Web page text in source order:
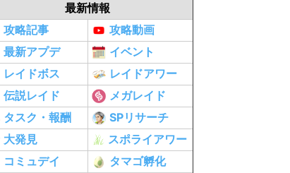
最新情報
攻略記事
攻略動画
最新アプデ
イベント
レイドボス
レイドアワー
伝説レイド
メガレイド
タスク・報酬
SPリサーチ
大発見
スポライアワー
コミュデイ
タマゴ孵化